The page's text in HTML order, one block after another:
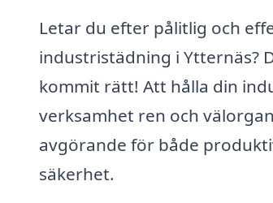
Letar du efter pålitlig och
industristädning i Ytternäs?
kommit rätt! Att hålla din
verksamhet ren och
avgörande för både
säkerhet.